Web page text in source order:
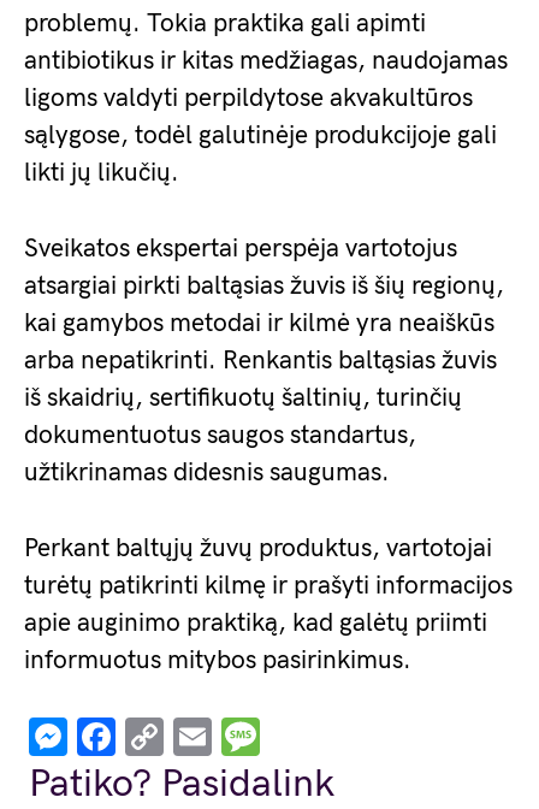
problemų. Tokia praktika gali apimti
antibiotikus ir kitas medžiagas, naudojamas
ligoms valdyti perpildytose akvakultūros
sąlygose, todėl galutinėje produkcijoje gali
likti jų likučių.
Sveikatos ekspertai perspėja vartotojus
atsargiai pirkti baltąsias žuvis iš šių regionų,
kai gamybos metodai ir kilmė yra neaiškūs
arba nepatikrinti. Renkantis baltąsias žuvis
iš skaidrių, sertifikuotų šaltinių, turinčių
dokumentuotus saugos standartus,
užtikrinamas didesnis saugumas.
Perkant baltųjų žuvų produktus, vartotojai
turėtų patikrinti kilmę ir prašyti informacijos
apie auginimo praktiką, kad galėtų priimti
informuotus mitybos pasirinkimus.
Messenger
Facebook
Copy
Link
Email
Patiko? Pasidalink